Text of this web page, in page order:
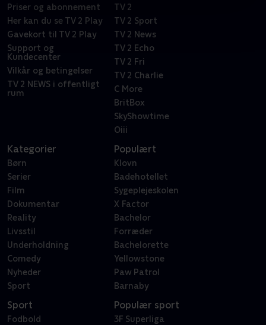
Priser og abonnement
Her kan du se TV 2 Play
Gavekort til TV 2 Play
Support og
Kundecenter
Vilkår og betingelser
TV 2 NEWS i offentligt
rum
TV 2
TV 2 Sport
TV 2 News
TV 2 Echo
TV 2 Fri
TV 2 Charlie
C More
BritBox
SkyShowtime
Oiii
Kategorier
Børn
Serier
Film
Dokumentar
Reality
Livsstil
Underholdning
Comedy
Nyheder
Sport
Populært
Klovn
Badehotellet
Sygeplejeskolen
X Factor
Bachelor
Forræder
Bachelorette
Yellowstone
Paw Patrol
Barnaby
Sport
Fodbold
Populær sport
3F Superliga